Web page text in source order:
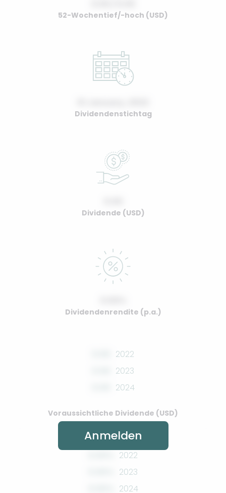
52-Wochentief/-hoch (USD)
Dividendenstichtag
Dividende (USD)
Dividendenrendite (p.a.)
2022
2023
2024
Voraussichtliche Dividende (USD)
2022
2023
2024
Anmelden